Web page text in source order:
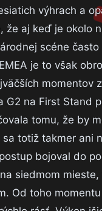
výhrach a
že aj keď je okolo
scéne často
je to však
momentov
G2 na First Stand
tomu, že by
totiž takmer ani
bojoval do
siedmom mieste,
Od toho